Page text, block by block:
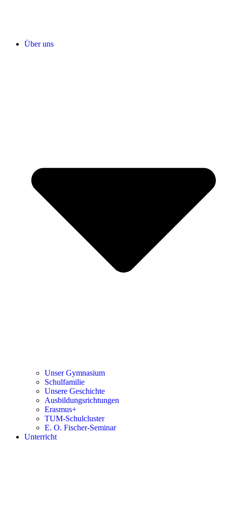
Über uns
Unser Gymnasium
Schulfamilie
Unsere Geschichte
Ausbildungsrichtungen
Erasmus+
TUM-Schulcluster
E. O. Fischer-Seminar
Unterricht